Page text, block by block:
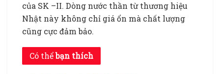
của SK –II. Dòng nước thần từ thương hiệu
Nhật này không chỉ giá ổn mà chất lượng
cũng cực đảm bảo.
Có thểbạn thích